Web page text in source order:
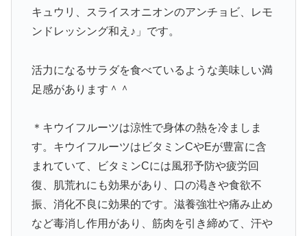
キュウリ、スライスオニオンのアンチョビ、レモ
ンドレッシング和え♪」です。
活力になるサラダを食べているような美味しい満
足感があります＾＾
＊キウイフルーツは涼性で身体の熱を冷ましま
す。キウイフルーツはビタミンCやEが豊富に含
まれていて、ビタミンCには風邪予防や疲労回
復、肌荒れにも効果があり、口の渇きや食欲不
振、消化不良に効果的です。滋養強壮や痛み止め
など毒消し作用があり、筋肉を引き締めて、汗や